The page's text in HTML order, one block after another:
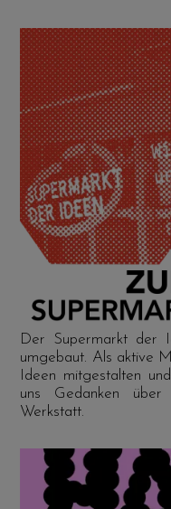
Der Supermarkt der
umgebaut. Als aktive
Ideen mitgestalten
uns Gedanken
Werkstatt.